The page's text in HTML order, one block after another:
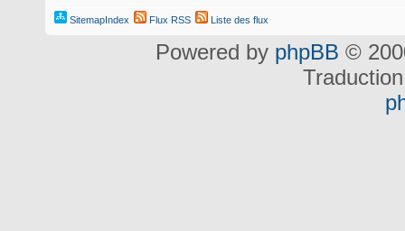
SitemapIndex Flux RSS Liste des flux
Powered by phpBB ©